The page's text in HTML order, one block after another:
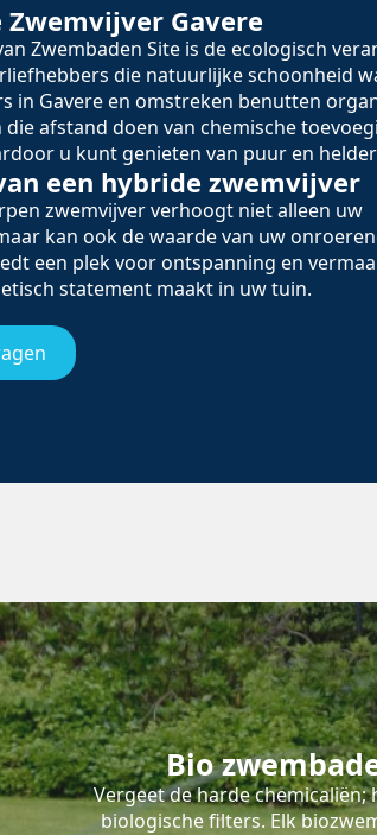
Zwemvijver Gavere
Zwembaden Site is de ecologisch
die natuurlijke schoonheid
in Gavere en omstreken benutten
afstand doen van chemische
u kunt genieten van puur en
een hybride zwemvijver
zwemvijver verhoogt niet alleen uw
kan ook de waarde van uw
een plek voor ontspanning en
statement maakt in uw tuin.
Bio
Vergeet de harde
biologische filters. Elk